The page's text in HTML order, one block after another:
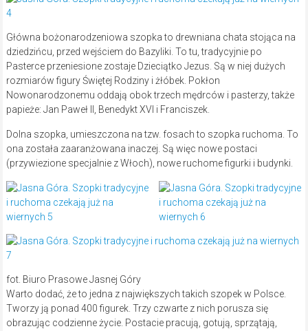
Główna bożonarodzeniowa szopka to drewniana chata stojąca na
dziedzińcu, przed wejściem do Bazyliki. To tu, tradycyjnie po
Pasterce przeniesione zostaje Dzieciątko Jezus. Są w niej dużych
rozmiarów figury Świętej Rodziny i żłóbek. Pokłon
Nowonarodzonemu oddają obok trzech mędrców i pasterzy, także
papieże: Jan Paweł II, Benedykt XVI i Franciszek.
Dolna szopka, umieszczona na tzw. fosach to szopka ruchoma. To
ona została zaaranżowana inaczej. Są więc nowe postaci
(przywiezione specjalnie z Włoch), nowe ruchome figurki i budynki.
fot. Biuro Prasowe Jasnej Góry
Warto dodać, że to jedna z największych takich szopek w Polsce.
Tworzy ją ponad 400 figurek. Trzy czwarte z nich porusza się
obrazując codzienne życie. Postacie pracują, gotują, sprzątają,